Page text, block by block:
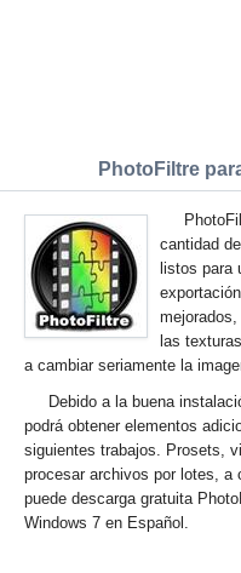
PhotoFiltre
cantidad
listos para
las
a cambiar seriamente la
Debido a la buena
podrá obtener elementos
siguientes trabajos. Prosets,
procesar archivos por lotes, a
puede descarga gratuita
Windows 7 en Español.